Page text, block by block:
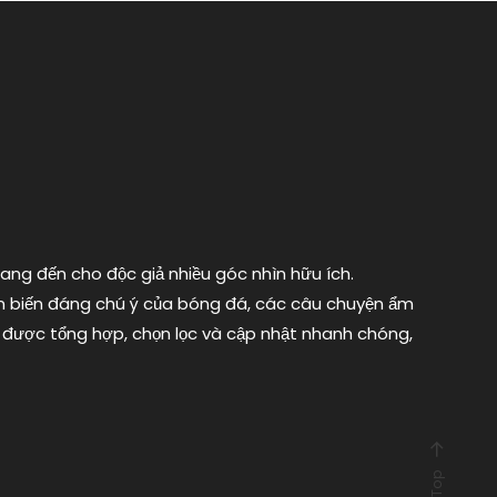
đến cho độc giả nhiều góc nhìn hữu ích.
đáng chú ý của bóng đá, các câu chuyện ẩm
tổng hợp, chọn lọc và cập nhật nhanh chóng,